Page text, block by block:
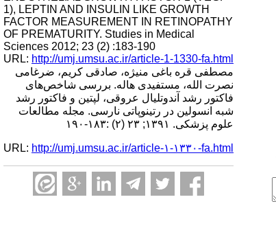
1), LEPTIN AND INSULIN LIKE GROWTH
FACTOR MEASUREMENT IN RETINOPATHY
OF PREMATURITY. Studies in Medical
Sciences 2012; 23 (2) :183-190
URL: http://umj.umsu.ac.ir/article-1-1330-fa.html
مصطفی قره باغی منیژه، صادقی کریم، ضرغامی
نصرت الله، مستفیدی هاله. بررسی شاخص‌های
فاکتور رشد آندوتلیال عروقی، لپتین و فاکتور رشد
شبه انسولین در رتینوپاتی نارسی. مجله مطالعات
علوم پزشکی. ۱۳۹۱; ۲۳ (۲) :۱۸۳-۱۹۰
URL: http://umj.umsu.ac.ir/article-۱-۱۳۳۰-fa.html